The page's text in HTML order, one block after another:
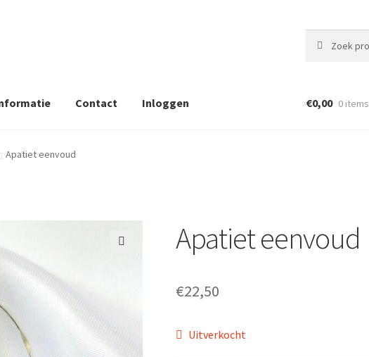
naar:
Contact Inloggen €0,00 0 items
Apatiet eenvoud
Apatiet eenvoud
€22,50
Uitverkocht